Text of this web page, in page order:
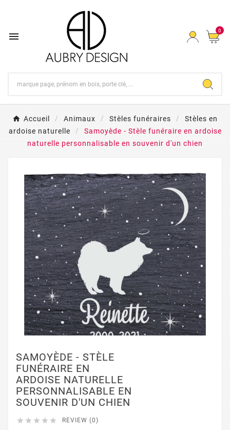
 0
Accueil Animaux Stèles funéraires
Stèles en
ardoise naturelle
Samoyède - Stèle funéraire en ardoise
naturelle personnalisable en souvenir d'un chien
SAMOYÈDE - STÈLE
FUNÉRAIRE EN
ARDOISE NATURELLE
PERSONNALISABLE EN
SOUVENIR D'UN CHIEN
     REVIEW (0)